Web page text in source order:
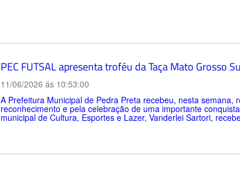
PEC FUTSAL apresenta troféu da Taça Mato Grosso
11/06/2026 ás 10:53:00
A Prefeitura Municipal de Pedra Preta recebeu, nesta
reconhecimento e pela celebração de uma importante
municipal de Cultura, Esportes e Lazer, Vanderlei Sartori,